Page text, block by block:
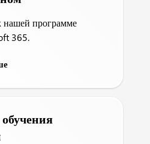
нашей программе
365.